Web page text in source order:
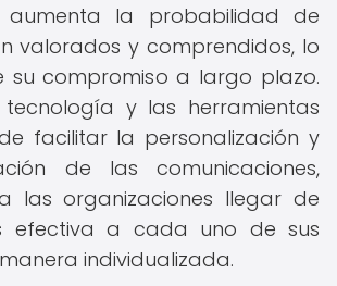
aumenta la probabilidad de
valorados y comprendidos, lo
su compromiso a largo plazo.
y las herramientas
facilitar la personalización y
de las comunicaciones,
las organizaciones llegar de
efectiva a cada uno de sus
individualizada.